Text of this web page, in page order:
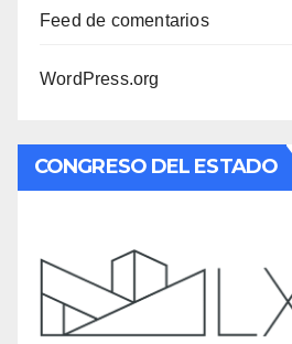
Feed de comentarios
WordPress.org
CONGRESO DEL ESTADO